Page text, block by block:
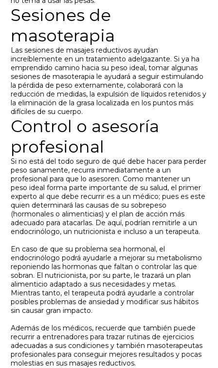
Sesiones de
masoterapia
Las sesiones de masajes reductivos ayudan
increíblemente en un tratamiento adelgazante. Si ya ha
emprendido camino hacia su peso ideal, tomar algunas
sesiones de masoterapia le ayudará a seguir estimulando
la pérdida de peso externamente, colaborará con la
reducción de medidas, la expulsión de líquidos retenidos y
la eliminación de la grasa localizada en los puntos más
difíciles de su cuerpo.
Control o asesoría
profesional
Si no está del todo seguro de qué debe hacer para perder
peso sanamente, recurra inmediatamente a un
profesional para que lo asesoren. Como mantener un
peso ideal forma parte importante de su salud, el primer
experto al que debe recurrir es a un médico; pues es este
quien determinará las causas de su sobrepeso
(hormonales o alimenticias) y el plan de acción más
adecuado para atacarlas. De aquí, podrían remitirle a un
endocrinólogo, un nutricionista e incluso a un terapeuta.
En caso de que su problema sea hormonal, el
endocrinólogo podrá ayudarle a mejorar su metabolismo
reponiendo las hormonas que faltan o controlar las que
sobran. El nutricionista, por su parte, le trazará un plan
alimenticio adaptado a sus necesidades y metas.
Mientras tanto, el terapeuta podrá ayudarle a controlar
posibles problemas de ansiedad y modificar sus hábitos
sin causar gran impacto.
Además de los médicos, recuerde que también puede
recurrir a entrenadores para trazar rutinas de ejercicios
adecuadas a sus condiciones y también masoterapeutas
profesionales para conseguir mejores resultados y pocas
molestias en sus masajes reductivos.